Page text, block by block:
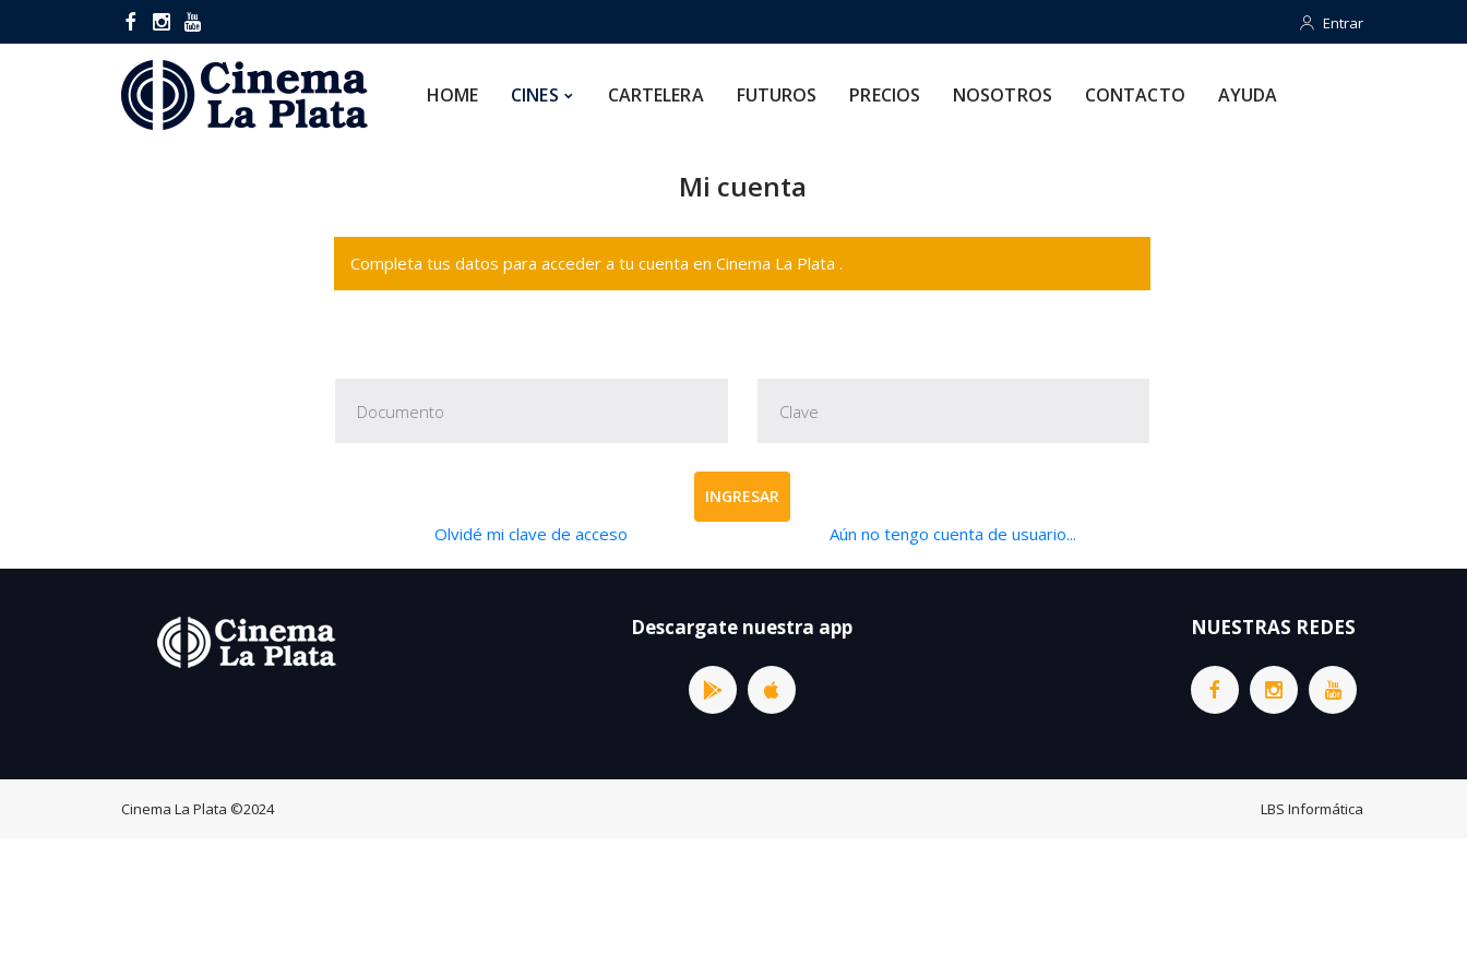
Entrar
Entrar
HOME CINES CARTELERA FUTUROS PRECIOS NOSOTROS CONTACTO AYUDA
Mi cuenta
Completa tus datos para acceder a tu cuenta en Cinema La Plata .
INGRESAR
Olvidé mi clave de acceso Aún no tengo cuenta de usuario...
Descargate nuestra app NUESTRAS REDES
Cinema La Plata ©2024 LBS Informática